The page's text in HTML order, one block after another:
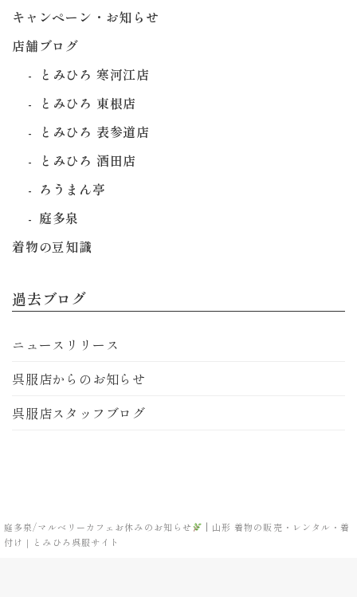
庭多泉/マルベリーカフェお休みのお知らせ
‬ | 山形 着物の販売・レンタル・着
付け｜とみひろ呉服サイト
キャンペーン・お知らせ
店舗ブログ
とみひろ 寒河江店
とみひろ 東根店
とみひろ 表参道店
とみひろ 酒田店
ろうまん亭
庭多泉
着物の豆知識
過去ブログ
ニュースリリース
呉服店からのお知らせ
呉服店スタッフブログ